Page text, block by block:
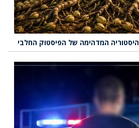
המדהימה של הפיסטוק החלבי